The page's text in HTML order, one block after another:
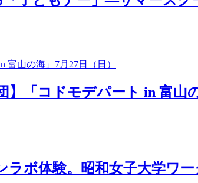
「コドモデパート in 富山
ボ体験。昭和女子大学ワー